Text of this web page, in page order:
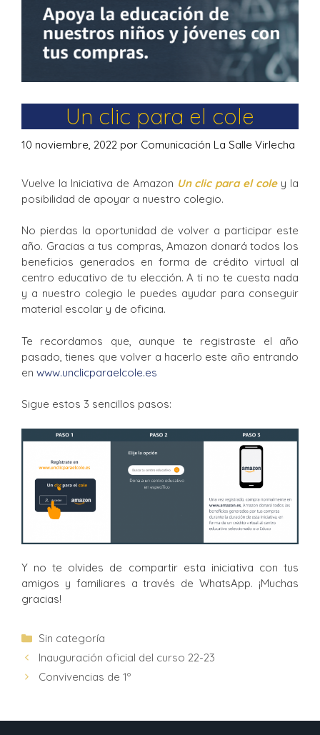
Un clic para el cole
10 noviembre, 2022 por Comunicación La Salle Virlecha
Vuelve la Iniciativa de Amazon Un clic para el coley la
posibilidad de apoyar a nuestro colegio.
No pierdas la oportunidad de volver a participar este
año. Gracias a tus compras, Amazon donará todos los
beneficios generados en forma de crédito virtual al
centro educativo de tu elección. A ti no te cuesta nada
y a nuestro colegio le puedes ayudar para conseguir
material escolar y de oficina.
Te recordamos que, aunque te registraste el año
pasado, tienes que volver a hacerlo este año entrando
en www.unclicparaelcole.es
Sigue estos 3 sencillos pasos:
Y no te olvides de compartir esta iniciativa con tus
amigos y familiares a través de WhatsApp. ¡Muchas
gracias!
Sin categoría
Inauguración oficial del curso 22-23
Convivencias de 1º